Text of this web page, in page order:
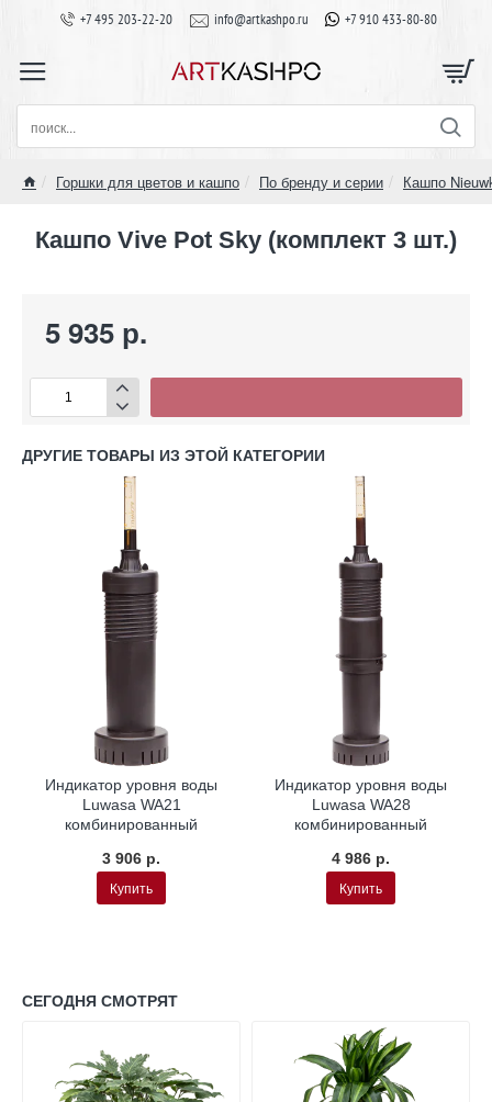
+7 495 203-22-20 info@artkashpo.ru +7 910 433-80-80
поиск...
Горшки для цветов и кашпо По бренду и серии Кашпо
Кашпо Vive Pot Sky (комплект 3 шт.)
5 935 р.
ДРУГИЕ ТОВАРЫ ИЗ ЭТОЙ КАТЕГОРИИ
Индикатор уровня воды
Luwasa WA21
комбинированный
3 906 р.
Купить
Индикатор уровня воды
Luwasa WA28
комбинированный
4 986 р.
Купить
СЕГОДНЯ СМОТРЯТ